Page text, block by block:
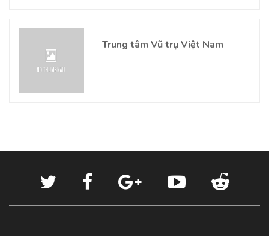
Trung tâm Vũ trụ Việt Nam